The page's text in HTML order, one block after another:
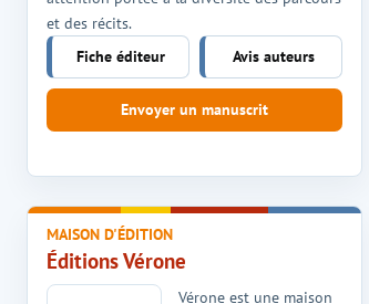
et des récits.
Fiche éditeur
Avis auteurs
Envoyer un manuscrit
MAISON D'ÉDITION
Éditions Vérone
Vérone est une maison